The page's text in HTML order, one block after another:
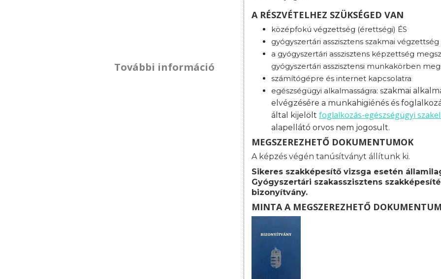
További információ
A RÉSZVÉTELHEZ SZÜKSÉGED VAN
középfokú végzettség (érettségi) ÉS
gyógyszertári asszisztens szakmai végzettség
a gyógyszertári asszisztens képzettség
gyógyszertári asszisztensi munkakörben
számítógépre és internet kapcsolatra
egészségügyi alkalmasságra: szakmai
elvégzésére a munkahigiénés és
által kijelölt foglalkozás-egészségügyi
alapellátó orvos nem jogosult.
MEGSZEREZHETŐ DOKUMENTUMOK
A képzés végén tanúsítványt állítunk ki.
Sikeres szakképesítő vizsga esetén
Gyógyszertári szakasszisztens
bizonyítvány.
MINTA A MEGSZEREZHETŐ